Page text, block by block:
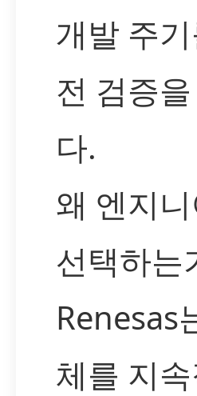
개발 주
전 검증
다.
왜 엔지
선택하는
Renesas
체를 지